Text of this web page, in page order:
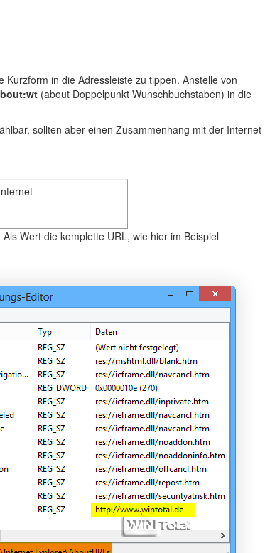
in die Adressleiste zu tippen. Anstelle von
(about Doppelpunkt Wunschbuchstaben) in die
sollten aber einen Zusammenhang mit der Internet-
Wert die komplette URL, wie hier im Beispiel